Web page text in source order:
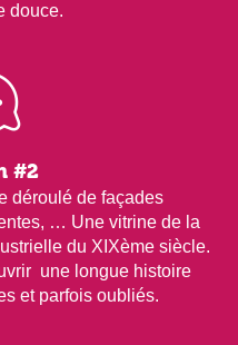
douce.
#2
déroulé de façades
… Une vitrine de la
du XIXème siècle.
une longue histoire
et parfois oubliés.